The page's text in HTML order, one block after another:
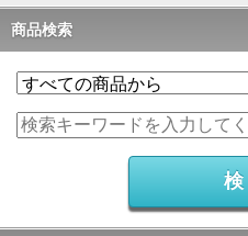
商品検索